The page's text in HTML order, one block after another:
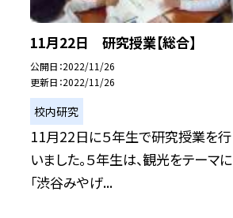
11月22日 研究授業【総合】
公開日 2022/11/26
更新日 2022/11/26
校内研究
11月22日に５年生で研究授業を行
いました。５年生は、観光をテーマに
「渋谷みやげ...